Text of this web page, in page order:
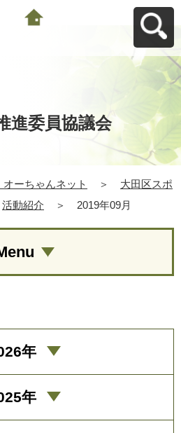
進委員協議会
ーちゃんネット ＞
大田区スポ
活動紹介 ＞ 2019年09月
年
年